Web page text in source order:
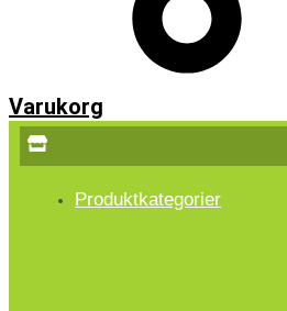
Varukorg
Produktkategorier